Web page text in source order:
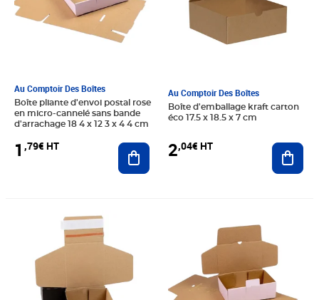
Au Comptoir Des Boîtes
Boîte pliante d'envoi postal rose
en micro-cannelé sans bande
d'arrachage 18 4 x 12 3 x 4 4 cm
1 ,79€ HT Ajouter au panier
Au Comptoir Des Boîtes
Boîte d'emballage kraft carton
éco 17.5 x 18.5 x 7 cm
2,04€ HT
Prix 2,13€ HT